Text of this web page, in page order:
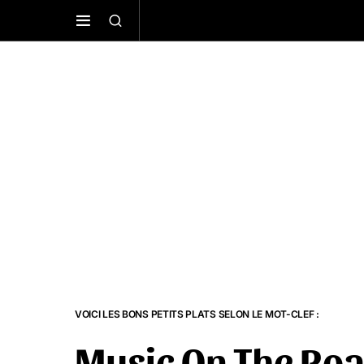
VOICI LES BONS PETITS PLATS SELON LE MOT-CLEF :